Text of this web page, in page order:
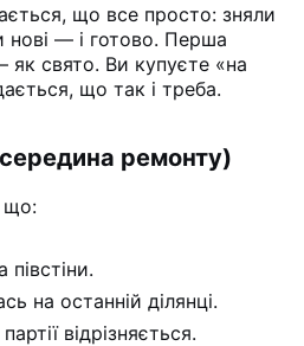
що все просто: зняли
нові — і готово. Перша
як свято. Ви купуєте «на
що так і треба.
ремонту)
що:
на останній ділянці.
відрізняється.